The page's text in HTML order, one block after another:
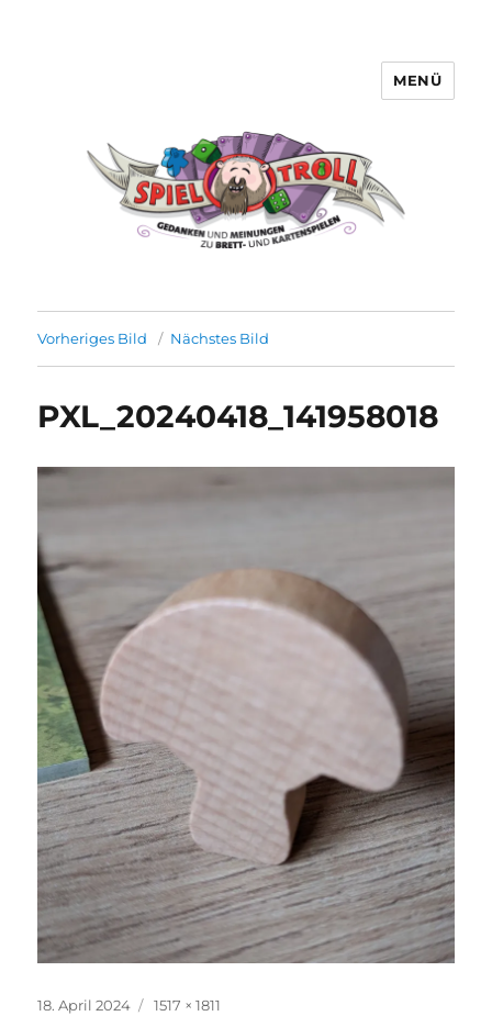
MENÜ
Vorheriges Bild Nächstes Bild
PXL_20240418_141958018
Veröffentlicht
18. April 2024 Originalgröße
1517 × 1811